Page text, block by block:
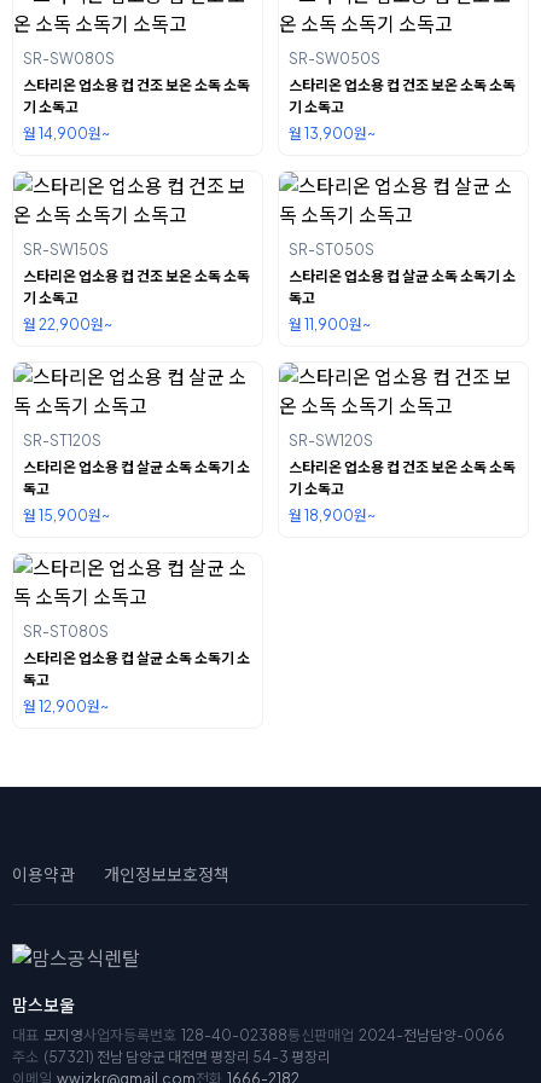
SR-SW080S
스타리온 업소용 컵 건조 보온 소독 소독
기 소독고
월 14,900원~
SR-SW050S
스타리온 업소용 컵 건조 보온 소독 소독
기 소독고
월 13,900원~
SR-SW150S
스타리온 업소용 컵 건조 보온 소독 소독
기 소독고
월 22,900원~
SR-ST050S
스타리온 업소용 컵 살균 소독 소독기 소
독고
월 11,900원~
SR-ST120S
스타리온 업소용 컵 살균 소독 소독기 소
독고
월 15,900원~
SR-SW120S
스타리온 업소용 컵 건조 보온 소독 소독
기 소독고
월 18,900원~
SR-ST080S
스타리온 업소용 컵 살균 소독 소독기 소
독고
월 12,900원~
이용약관 개인정보보호정책
맘스보울
대표 모지영사업자등록번호 128-40-02388통신판매업 2024-전남담양-0066
주소 (57321) 전남 담양군 대전면 평장리 54-3 평장리
이메일 wwizkr@gmail.com전화 1666-2182